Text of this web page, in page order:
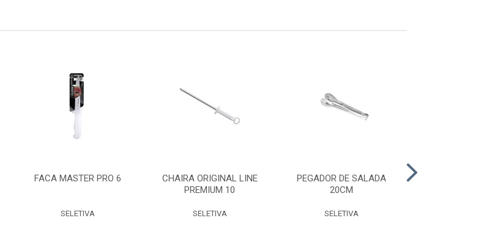
FACA MASTER PRO 6
SELETIVA
CHAIRA ORIGINAL LINE
PREMIUM 10
SELETIVA
PEGADOR DE SALADA
20CM
SELETIVA